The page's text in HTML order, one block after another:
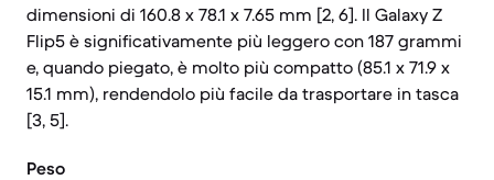
dimensioni di 160.8 x 78.1 x 7.65 mm [2, 6]. Il Galaxy Z
Flip5 è significativamente più leggero con 187 grammi
e, quando piegato, è molto più compatto (85.1 x 71.9 x
15.1 mm), rendendolo più facile da trasportare in tasca
[3, 5].
Peso